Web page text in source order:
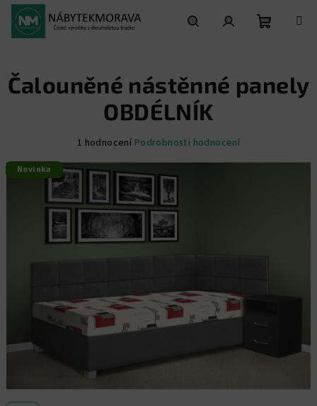
Přejít
obsah
košík
Čalouněné nástěnné panely
OBDÉLNÍK
Průměrné
produktu
je
5,0
z
hvězdiček.
1 hodnocení Podrobnosti hodnocení
Novinka